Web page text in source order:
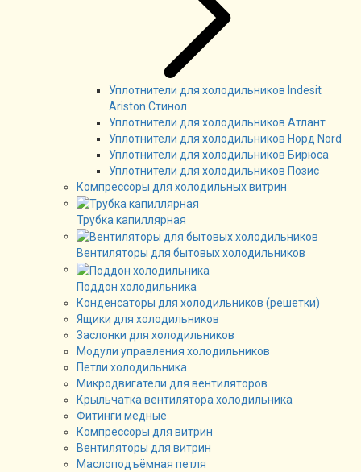
Уплотнители для холодильников Indesit
Ariston Стинол
Уплотнители для холодильников Атлант
Уплотнители для холодильников Норд Nord
Уплотнители для холодильников Бирюса
Уплотнители для холодильников Позис
Компрессоры для холодильных витрин
Трубка капиллярная
Вентиляторы для бытовых холодильников
Поддон холодильника
Конденсаторы для холодильников (решетки)
Ящики для холодильников
Заслонки для холодильников
Модули управления холодильников
Петли холодильника
Микродвигатели для вентиляторов
Крыльчатка вентилятора холодильника
Фитинги медные
Компрессоры для витрин
Вентиляторы для витрин
Маслоподъёмная петля